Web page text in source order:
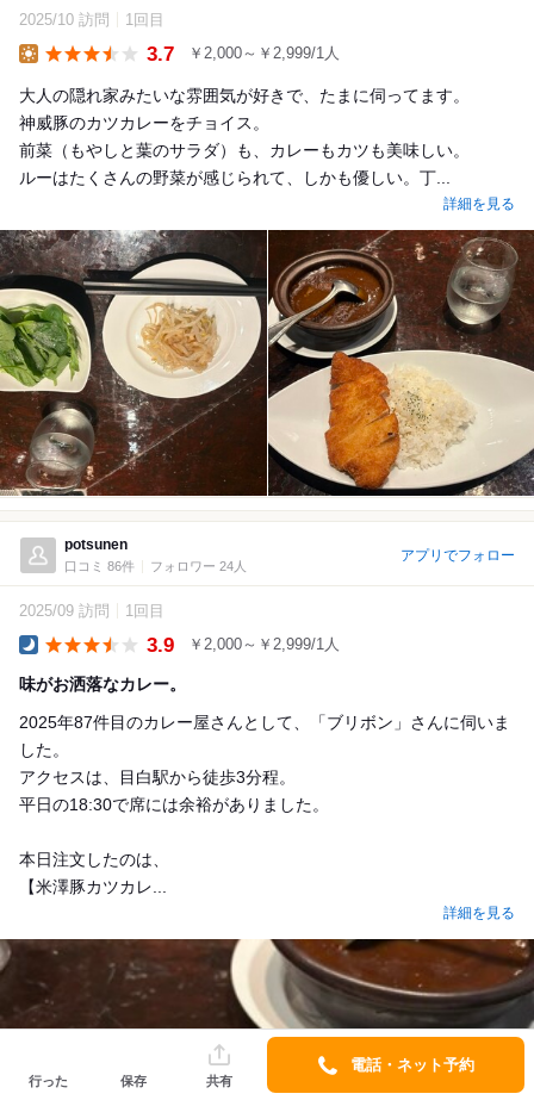
2025/10 訪問 1回目
3.7 ￥2,000～￥2,999/1人
大人の隠れ家みたいな雰囲気が好きで、たまに伺ってます。
神威豚のカツカレーをチョイス。
前菜（もやしと葉のサラダ）も、カレーもカツも美味しい。
ルーはたくさんの野菜が感じられて、しかも優しい。丁...
詳細を見る
potsunen
口コミ 86件 フォロワー 24人
アプリでフォロー
2025/09 訪問 1回目
3.9 ￥2,000～￥2,999/1人
味がお洒落なカレー。
2025年87件目のカレー屋さんとして、「ブリボン」さんに伺いま
した。
アクセスは、目白駅から徒歩3分程。
平日の18:30で席には余裕がありました。
本日注文したのは、
【米澤豚カツカレ...
詳細を見る
行った 保存 共有
電話・ネット予約